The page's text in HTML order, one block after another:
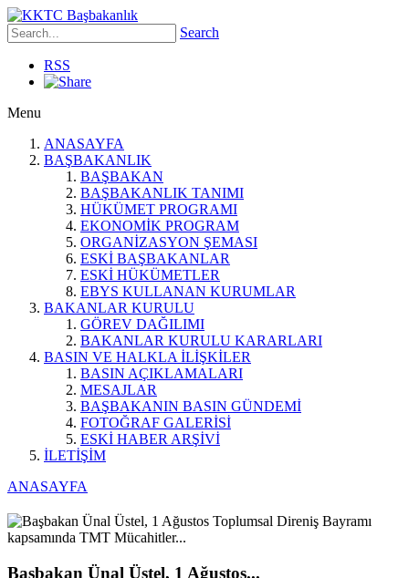
Search
RSS
Menu
ANASAYFA
BAŞBAKANLIK
BAŞBAKAN
BAŞBAKANLIK TANIMI
HÜKÜMET PROGRAMI
EKONOMİK PROGRAM
ORGANİZASYON ŞEMASI
ESKİ BAŞBAKANLAR
ESKİ HÜKÜMETLER
EBYS KULLANAN KURUMLAR
BAKANLAR KURULU
GÖREV DAĞILIMI
BAKANLAR KURULU KARARLARI
BASIN VE HALKLA İLİŞKİLER
BASIN AÇIKLAMALARI
MESAJLAR
BAŞBAKANIN BASIN GÜNDEMİ
FOTOĞRAF GALERİSİ
ESKİ HABER ARŞİVİ
İLETİŞİM
ANASAYFA
Başbakan Ünal Üstel, 1 Ağustos...